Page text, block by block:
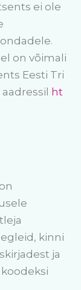
ei ole
on võimali
Eesti Tri
ht
kinni
ja